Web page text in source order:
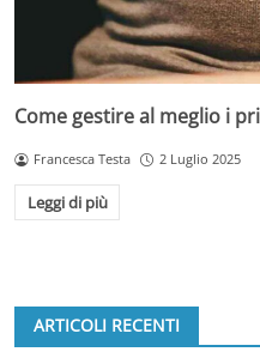
Come gestire al meglio i
Francesca Testa 2 Luglio 2025
Leggi di più
ARTICOLI RECENTI